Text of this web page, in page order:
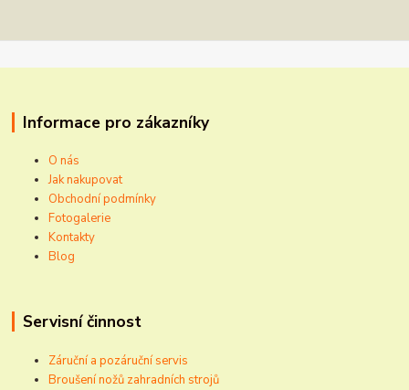
Informace pro zákazníky
O nás
Jak nakupovat
Obchodní podmínky
Fotogalerie
Kontakty
Blog
Servisní činnost
Záruční a pozáruční servis
Broušení nožů zahradních strojů